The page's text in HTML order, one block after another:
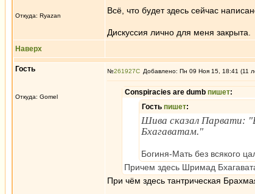
Откуда: Ryazan
Всё, что будет здесь сейчас
Дискуссия лично для меня закрыта.
Наверх
Гость
Откуда: Gomel
№261927 Добавлено: Пн 09 Ноя 15, 18:41 (11
Conspiracies are dumb пишет:
Гость пишет:
Шива сказал Парвати:
Бхагаватам."
Богиня-Мать без всякого
Причем здесь Шримад
При чём здесь тантрическая